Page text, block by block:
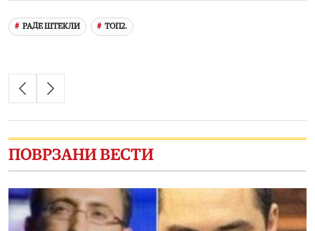
РАДЕ ШТЕКЛИ ТОП2.
ПОВРЗАНИ ВЕСТИ